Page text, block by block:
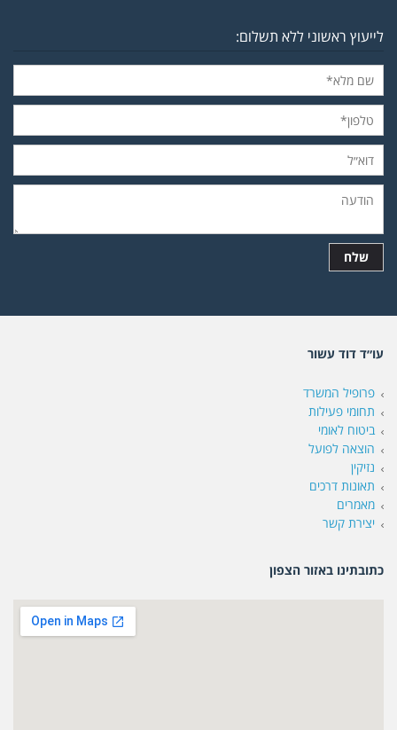
לייעוץ ראשוני ללא תשלום:
עו״ד דוד עשור
פרופיל המשרד
תחומי פעילות
ביטוח לאומי
הוצאה לפועל
נזיקין
תאונות דרכים
מאמרים
יצירת קשר
כתובתינו באזור הצפון